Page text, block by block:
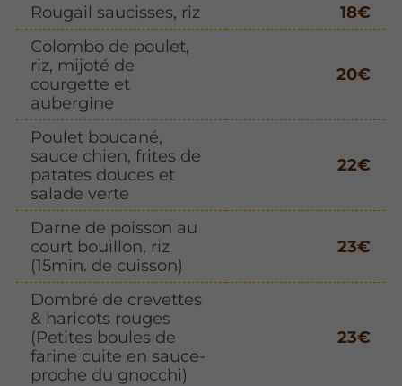
Rougail saucisses, riz
18€
Colombo de poulet,
riz, mijoté de
courgette et
aubergine
20€
Poulet boucané,
sauce chien, frites de
patates douces et
salade verte
22€
Darne de poisson au
court bouillon, riz
(15min. de cuisson)
23€
Dombré de crevettes
& haricots rouges
(Petites boules de
farine cuite en sauce-
proche du gnocchi)
23€